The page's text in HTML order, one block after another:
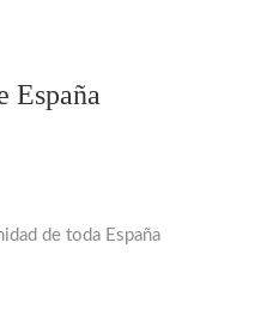
España
de toda España